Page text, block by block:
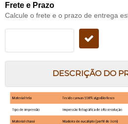
Frete e Prazo
Calcule o frete e o prazo de entrega
DESCRIÇÃO DO